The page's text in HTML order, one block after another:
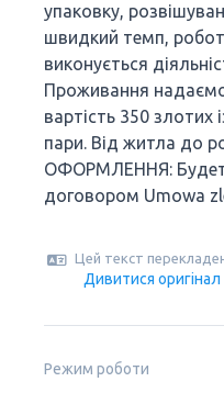
упаковку,
швидкий темп,
виконується
Проживання
вартість 350 злотих
пари. Від житла до
ОФОРМЛЕННЯ:
договором Umowa
Цей текст
Дивитися оригінал
Режим роботи